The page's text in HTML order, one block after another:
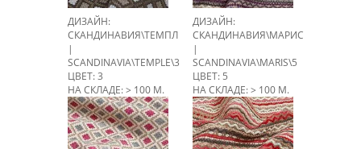
ДИЗАЙН:
СКАНДИНАВИЯ\ТЕМПЛ
|
SCANDINAVIA\TEMPLE\3
ЦВЕТ: 3
НА СКЛАДЕ: > 100 М.
ДИЗАЙН:
СКАНДИНАВИЯ\МАРИС
|
SCANDINAVIA\MARIS\5
ЦВЕТ: 5
НА СКЛАДЕ: > 100 М.